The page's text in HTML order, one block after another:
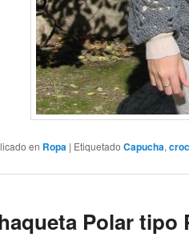
en Ropa | Etiquetado Capucha,
Polar tipo